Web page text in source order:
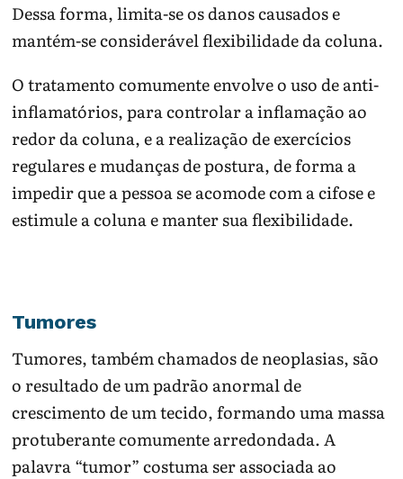
Dessa forma, limita-se os danos causados e
mantém-se considerável flexibilidade da coluna.
O tratamento comumente envolve o uso de anti-
inflamatórios, para controlar a inflamação ao
redor da coluna, e a realização de exercícios
regulares e mudanças de postura, de forma a
impedir que a pessoa se acomode com a cifose e
estimule a coluna e manter sua flexibilidade.
Tumores
Tumores, também chamados de neoplasias, são
o resultado de um padrão anormal de
crescimento de um tecido, formando uma massa
protuberante comumente arredondada. A
palavra “tumor” costuma ser associada ao